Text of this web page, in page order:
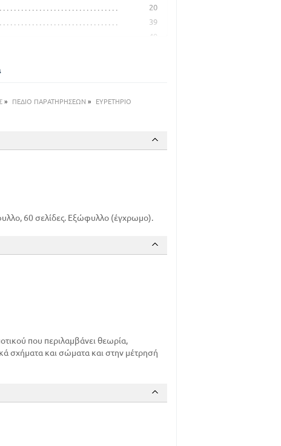
20
39
49
» ΠΕΔΙΟ ΠΑΡΑΤΗΡΗΣΕΩΝ »
ΕΥΡΕΤΗΡΙΟ
60 σελίδες. Εξώφυλλο (έγχρωμο).
που περιλαμβάνει θεωρία,
σχήματα και σώματα και στην μέτρησή